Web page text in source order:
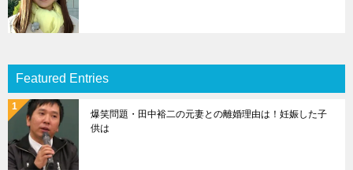
Featured Entries
爆笑問題・田中裕二の元妻との離婚理由は！妊娠した子
供は